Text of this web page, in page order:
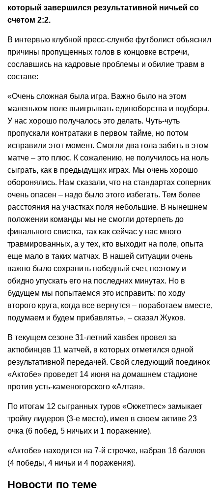
который завершился результативной ничьей со
счетом 2:2.
В интервью клубной пресс-службе футболист объяснил
причины пропущенных голов в концовке встречи,
сославшись на кадровые проблемы и обилие травм в
составе:
«Очень сложная была игра. Важно было на этом
маленьком поле выигрывать единоборства и подборы.
У нас хорошо получалось это делать. Чуть-чуть
пропускали контратаки в первом тайме, но потом
исправили этот момент. Смогли два гола забить в этом
матче – это плюс. К сожалению, не получилось на ноль
сыграть, как в предыдущих играх. Мы очень хорошо
оборонялись. Нам сказали, что на стандартах соперник
очень опасен – надо было этого избегать. Тем более
расстояния на участках поля небольшие. В нынешнем
положении команды мы не смогли дотерпеть до
финального свистка, так как сейчас у нас много
травмированных, а у тех, кто выходит на поле, опыта
еще мало в таких матчах. В нашей ситуации очень
важно было сохранить победный счет, поэтому и
обидно упускать его на последних минутах. Но в
будущем мы попытаемся это исправить: по ходу
второго круга, когда все вернутся – поработаем вместе,
подумаем и будем прибавлять», – сказал Жуков.
В текущем сезоне 31-летний хавбек провел за
актюбинцев 11 матчей, в которых отметился одной
результативной передачей. Свой следующий поединок
«Актобе» проведет 14 июня на домашнем стадионе
против усть-каменогорского «Алтая».
По итогам 12 сыгранных туров «Окжетпес» замыкает
тройку лидеров (3-е место), имея в своем активе 23
очка (6 побед, 5 ничьих и 1 поражение).
«Актобе» находится на 7-й строчке, набрав 16 баллов
(4 победы, 4 ничьи и 4 поражения).
Новости по теме